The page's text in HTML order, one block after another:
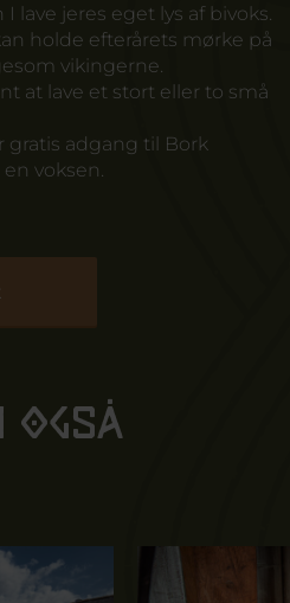
lave jeres eget lys af bivoks.
holde efterårets mørke på
vikingerne.
at lave et stort eller to små
gratis adgang til Bork
voksen.
også